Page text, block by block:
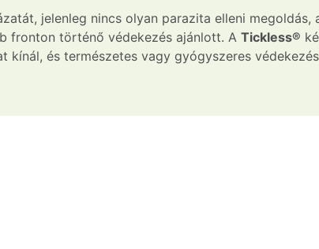
jelenleg nincs olyan parazita elleni megoldás,
fronton történő védekezés ajánlott. A Tickless®
és természetes vagy gyógyszeres